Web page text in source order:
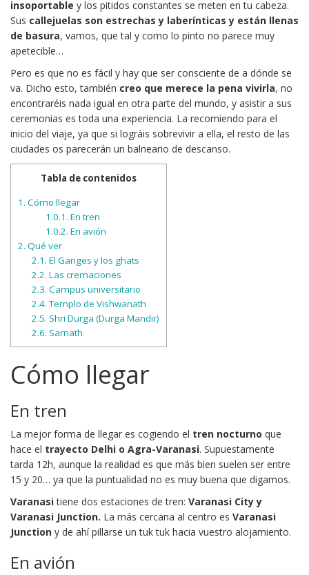
insoportable y los pitidos constantes se meten en tu cabeza.
Sus callejuelas son estrechas y laberínticas y están llenas
de basura, vamos, que tal y como lo pinto no parece muy
apetecible…
Pero es que no es fácil y hay que ser consciente de a dónde se
va. Dicho esto, también creo que merece la pena vivirla, no
encontraréis nada igual en otra parte del mundo, y asistir a sus
ceremonias es toda una experiencia. La recomiendo para el
inicio del viaje, ya que si lográis sobrevivir a ella, el resto de las
ciudades os parecerán un balneario de descanso.
Tabla de contenidos
1. Cómo llegar
1.0.1. En tren
1.0.2. En avión
2. Qué ver
2.1. El Ganges y los ghats
2.2. Las cremaciones
2.3. Campus universitario
2.4.Templo de Vishwanath
2.5. Shri Durga (Durga Mandir)
2.6. Sarnath
Cómo llegar
En tren
La mejor forma de llegar es cogiendo el tren nocturno que
hace el trayecto Delhi o Agra-Varanasi. Supuestamente
tarda 12h, aunque la realidad es que más bien suelen ser entre
15 y 20… ya que la puntualidad no es muy buena que digamos.
Varanasitiene dos estaciones de tren: Varanasi City y
Varanasi Junction. La más cercana al centro es Varanasi
Junction y de ahí pillarse un tuk tuk hacia vuestro alojamiento.
En avión